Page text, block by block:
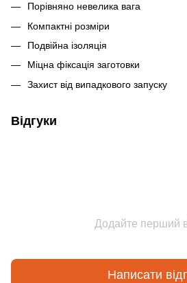
Порівняно невелика вага
Компактні розміри
Подвійна ізоляція
Міцна фіксація заготовки
Захист від випадкового запуску
Відгуки
Додайте перший
Написати